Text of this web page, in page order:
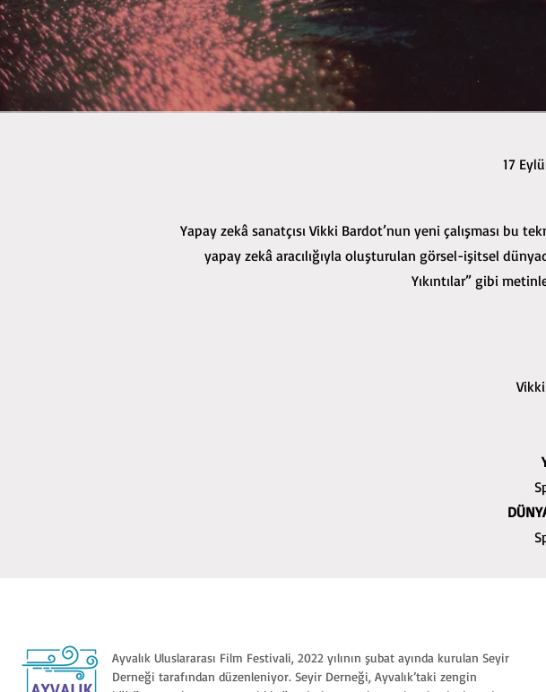
Yapay zekâ sanatçısı Vikki Bardot’nun yeni çalışması bu
yapay zekâ aracılığıyla oluşturulan görsel-işitsel
Yıkıntılar” gibi
17
Ayvalık Uluslararası Film Festivali, 2022 yılının şubat ayında kurulan Seyir
Derneği tarafından düzenleniyor. Seyir Derneği, Ayvalık’taki zengin